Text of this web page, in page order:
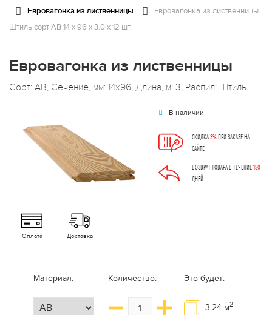
Евровагонка из лиственницы
Евровагонка из лиственницы
Штиль сорт АВ 14 x 96 x 3.0 x 12 шт.
Евровагонка из лиственницы
Сорт: АВ, Сечение, мм: 14x96, Длина, м: 3, Распил: Штиль
В наличии
СКИДКА3%ПРИ ЗАКАЗЕ НА
САЙТЕ
ВОЗВРАТ ТОВАРА В ТЕЧЕНИЕ180
ДНЕЙ
Оплата Доставка
Материал: Количество: Это будет:
3.24 м2